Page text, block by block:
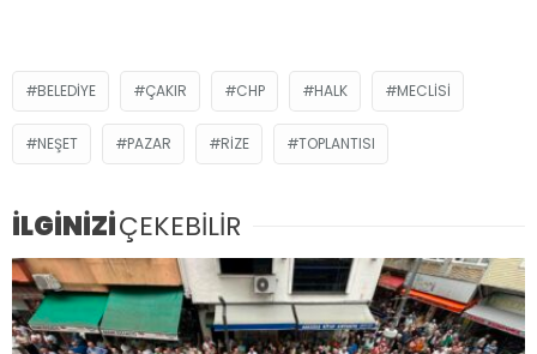
BELEDIYE ÇAKIR CHP HALK MECLISI
NEŞET PAZAR RIZE TOPLANTISI
İLGİNİZİÇEKEBİLİR